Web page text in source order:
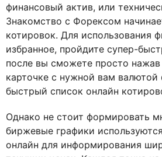
финансовый актив, или
Знакомство с Форексом
котировок. Для использования
избранное, пройдите супер-
после вы сможете просто нажав
карточке с нужной вам
быстрый список онлайн
Однако не стоит формировать
биржевые графики
онлайн для информирования